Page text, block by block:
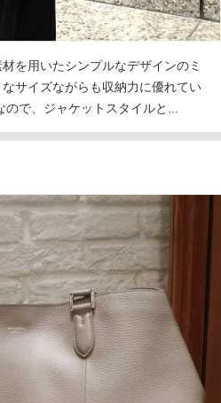
を用いたシンプルなデザインのミ
サイズながらも収納力に優れてい
ので、ジャケットスタイルと...